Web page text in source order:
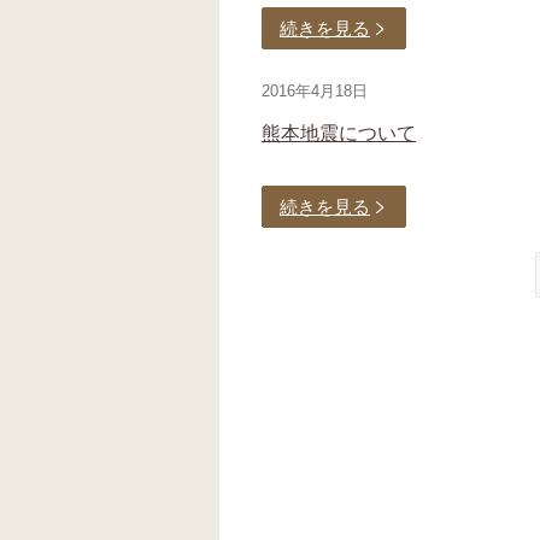
続きを見る
2016年4月18日
熊本地震について
続きを見る